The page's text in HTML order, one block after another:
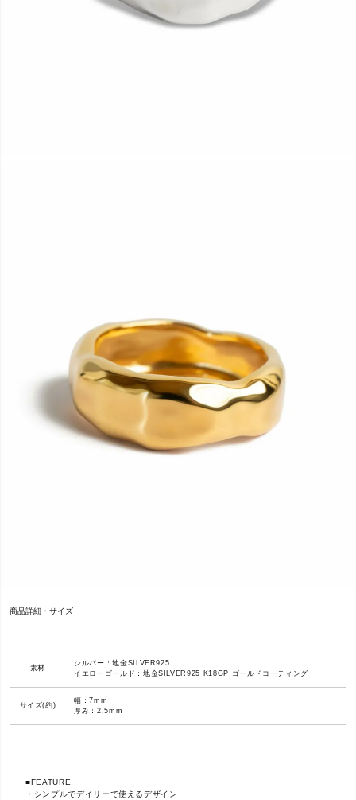
商品詳細・サイズ
素材
シルバー：地金SILVER925
イエローゴールド：地金SILVER925 K18GP ゴールドコーティング
サイズ(約)
幅：7mm
厚み：2.5mm
■FEATURE
・シンプルでデイリーで使えるデザイン